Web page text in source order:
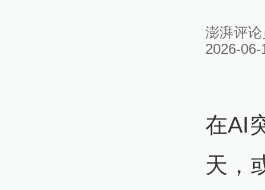
澎湃评
2026-
在AI
天，